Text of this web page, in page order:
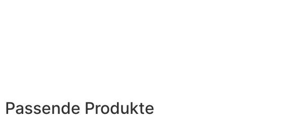
Passende Produkte